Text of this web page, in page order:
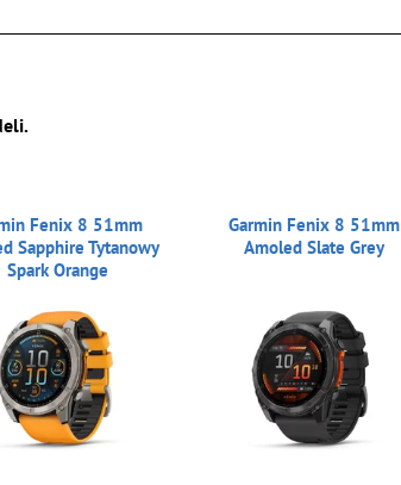
Fenix 8 51mm
Sapphire Tytanowy
Spark Orange
Garmin Fenix 8 51mm
Amoled Slate Grey